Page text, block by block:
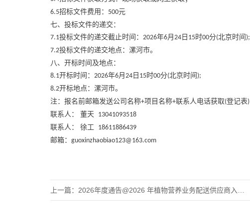
6.5招标文件费用： 500元
七、投标文件的递交：
7.1投标文件的递交截止时间： 2026年6月 24日 15时00分(北京时间);
7.2投标文件的递交地点：漯河市。
八、开标时间及地点：
8.1开标时间： 2026年6月 24日 15时00分(北京时间);
8.2开标地点：漯河市。
注：报名前邮箱发送公司名称+项目名称+联系人电话获取(登记表)
联系人：
董天
13041093518
联系人：
徐工
18611886439
邮箱： guoxinzhaobiao123@163.com
上一篇： 2026年度通告@2026 年植物营养业务配送供应商入围项目